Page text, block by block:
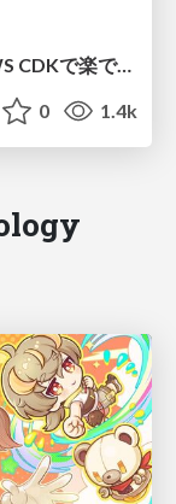
情シスがMA移行を乗り切るIaC。AWS CDKで楽できたあれこれを語りたい。
0 1.4k